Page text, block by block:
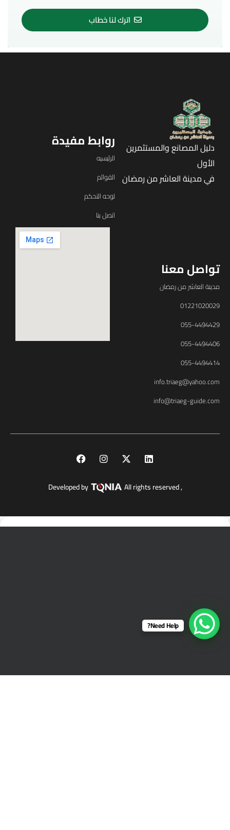
اترك لنا خطاب
دليل المصانع والمستثمرين
الأول
في مدينة العاشر من رمضان
روابط مفيدة
الرئيسيه
القوائم
لوحه التحكم
اتصل بنا
تواصل معنا
مدينة العاشر من رمضان
01221020029
055-4494429
055-4494406
055-4494414
info.triaeg@yahoo.com
info@triaeg-guide.com
, All rights reserved
Developed by
Need Help?